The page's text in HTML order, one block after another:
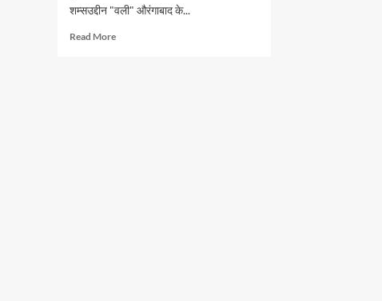
शम्सउद्दीन "वली" औरंगाबाद के...
Read MoreRead